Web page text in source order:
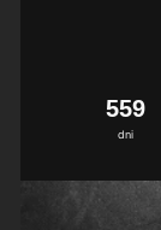
dni
559